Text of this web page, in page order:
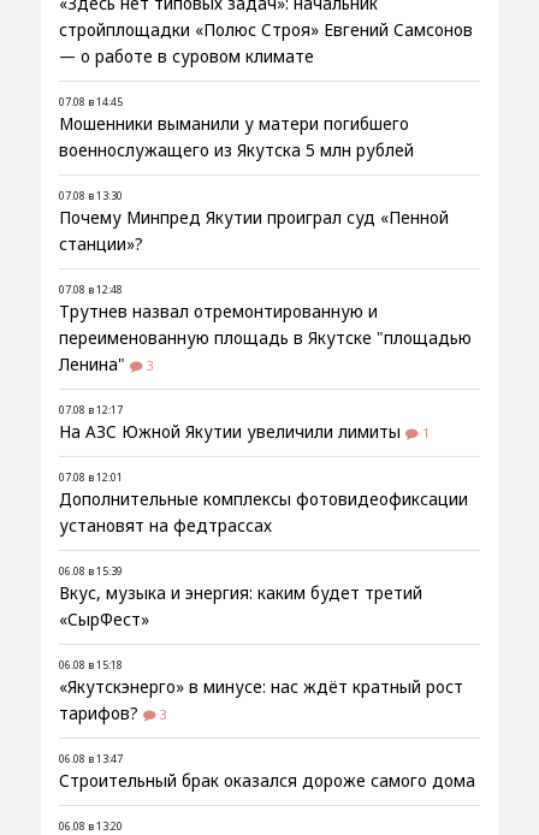
стройплощадки «Полюс Строя» Евгений Самсонов
— о работе в суровом климате
07.08 в 14:45
Мошенники выманили у матери погибшего
военнослужащего из Якутска 5 млн рублей
07.08 в 13:30
Почему Минпред Якутии проиграл суд «Пенной
станции»?
07.08 в 12:48
Трутнев назвал отремонтированную и
переименованную площадь в Якутске "площадью
Ленина"
3
07.08 в 12:17
На АЗС Южной Якутии увеличили лимиты 1
07.08 в 12:01
Дополнительные комплексы фотовидеофиксации
установят на федтрассах
06.08 в 15:39
Вкус, музыка и энергия: каким будет третий
«СырФест»
06.08 в 15:18
«Якутскэнерго» в минусе: нас ждёт кратный рост
тарифов?
3
06.08 в 13:47
Строительный брак оказался дороже самого дома
06.08 в 13:20